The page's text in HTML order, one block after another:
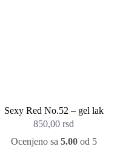
Sexy Red No.52 – gel lak
850,00rsd
Ocenjeno sa 5.00od 5